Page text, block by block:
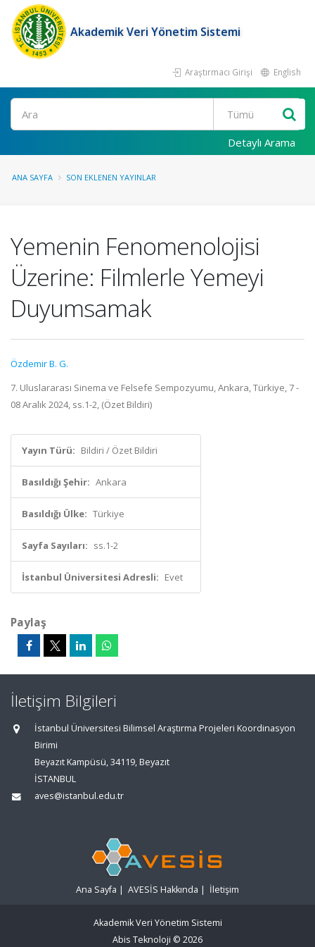
Akademik Veri Yönetim Sistemi
Araştırmacı Girişi English
Ara
Detaylı Arama
ANA SAYFA SON EKLENEN YAYINLAR
Yemenin Fenomenolojisi
Üzerine: Filmlerle Yemeyi
Duyumsamak
Özdemir B. G.
7. Uluslararası Sinema ve Felsefe Sempozyumu, Ankara, Türkiye, 7 -
08 Aralık 2024, ss.1-2, (Özet Bildiri)
Yayın Türü: Bildiri / Özet Bildiri
Basıldığı Şehir: Ankara
Basıldığı Ülke: Türkiye
Sayfa Sayıları: ss.1-2
İstanbul Üniversitesi Adresli: Evet
Paylaş
İletişim Bilgileri
İstanbul Üniversitesi Bilimsel Araştırma Projeleri Koordinasyon
Birimi
Beyazıt Kampüsü, 34119, Beyazıt
İSTANBUL
aves@istanbul.edu.tr
Ana Sayfa | AVESİS Hakkında | İletişim
Akademik Veri Yönetim Sistemi
Abis Teknoloji © 2026